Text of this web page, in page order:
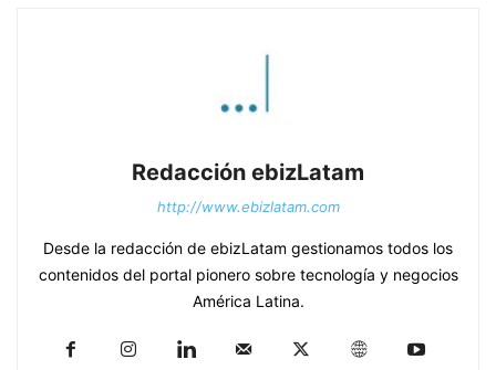
Redacción ebizLatam
http://www.ebizlatam.com
Desde la redacción de ebizLatam gestionamos todos los
contenidos del portal pionero sobre tecnología y negocios
América Latina.